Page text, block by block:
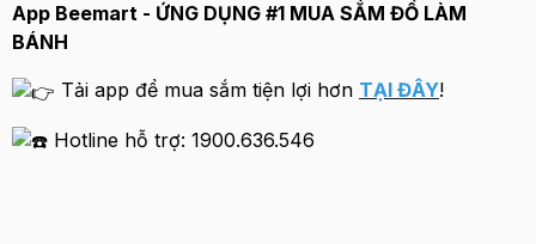
App Beemart - ỨNG DỤNG #1 MUA SẮM ĐỒ LÀM
BÁNH
Tải app để mua sắm tiện lợi hơn TẠI ĐÂY!
Hotline hỗ trợ: 1900.636.546